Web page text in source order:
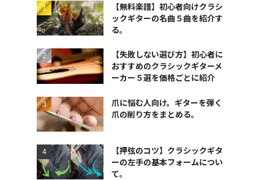
【無料楽譜】初心者向けクラシ
ックギターの名曲５曲を紹介す
る。
【失敗しない選び方】初心者に
おすすめのクラシックギターメ
ーカー５選を価格ごとに紹介
爪に悩む人向け。ギターを弾く
爪の削り方をまとめる。
【押弦のコツ】クラシックギタ
ーの左手の基本フォームについ
て。